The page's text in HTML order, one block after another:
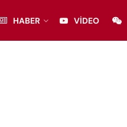
HABER VIDEO